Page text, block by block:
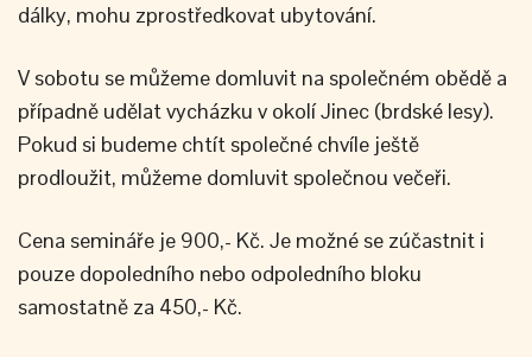
dálky, mohu zprostředkovat ubytování.
V sobotu se můžeme domluvit na společném obědě a
případně udělat vycházku v okolí Jinec (brdské lesy).
Pokud si budeme chtít společné chvíle ještě
prodloužit, můžeme domluvit společnou večeři.
Cena semináře je 900,- Kč. Je možné se zúčastnit i
pouze dopoledního nebo odpoledního bloku
samostatně za 450,- Kč.